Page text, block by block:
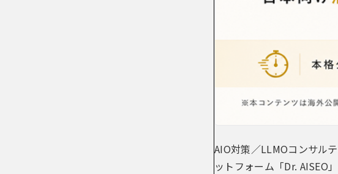
AIO対策／LLMOコンサル
ットフォーム「Dr. AISEO